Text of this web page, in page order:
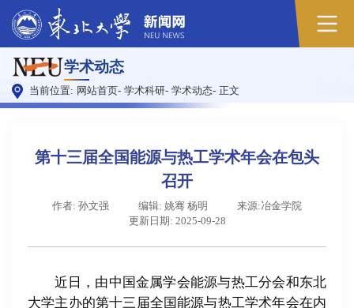
学术动态
当前位置: 网站首页- 学术科研- 学术动态- 正文
第十三届全国能源与热工学术年会在包头
召开
作者: 孙文强 编辑: 姚骞 杨明
来源:冶金学院
更新日期: 2025-09-28
近日，由中国金属学会能源与热工分会和东北
大学主办的第十三届全国能源与热工学术年会在内
原